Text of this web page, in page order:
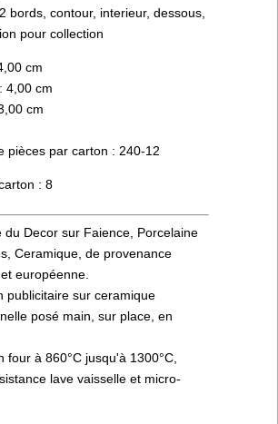
bords, contour, interieur, dessous,
pour collection
cm
4,00 cm
cm
pièces par carton : 240-12
: 8
du Decor sur Faience, Porcelaine
Ceramique, de provenance
européenne.
publicitaire sur ceramique
posé main, sur place, en
four à 860°C jusqu'à 1300°C,
lave vaisselle et micro-